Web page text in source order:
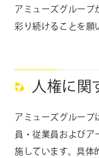
アミューズグルー
彩り続けることを願
人権に関
アミューズグルー
員・従業員およびア
施しています。具体